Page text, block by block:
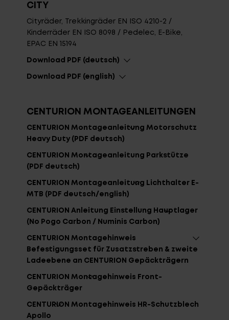
de-CH Login
CITY
Cityräder, Trekkingräder EN ISO 4210-2 /
Kinderräder EN ISO 8098 / Pedelec, E-Bike,
EPAC EN 15194
Download PDF (deutsch)
Download PDF (english)
CENTURION MONTAGEANLEITUNGEN
CENTURION Montageanleitung Motorschutz
Heavy Duty (PDF deutsch)
CENTURION Montageanleitung Parkstütze
(PDF deutsch)
CENTURION Montageanleitung Lichthalter E-
MTB (PDF deutsch/english)
CENTURION Anleitung Einstellung Hauptlager
(No Pogo Carbon / Numinis Carbon)
CENTURION Montagehinweis
Befestigungsset für Zusatzstreben & zweite
Ladeebene an CENTURION Gepäckträgern
CENTURION Montagehinweis Front-
Gepäckträger
CENTURION Montagehinweis HR-Schutzblech
Apollo